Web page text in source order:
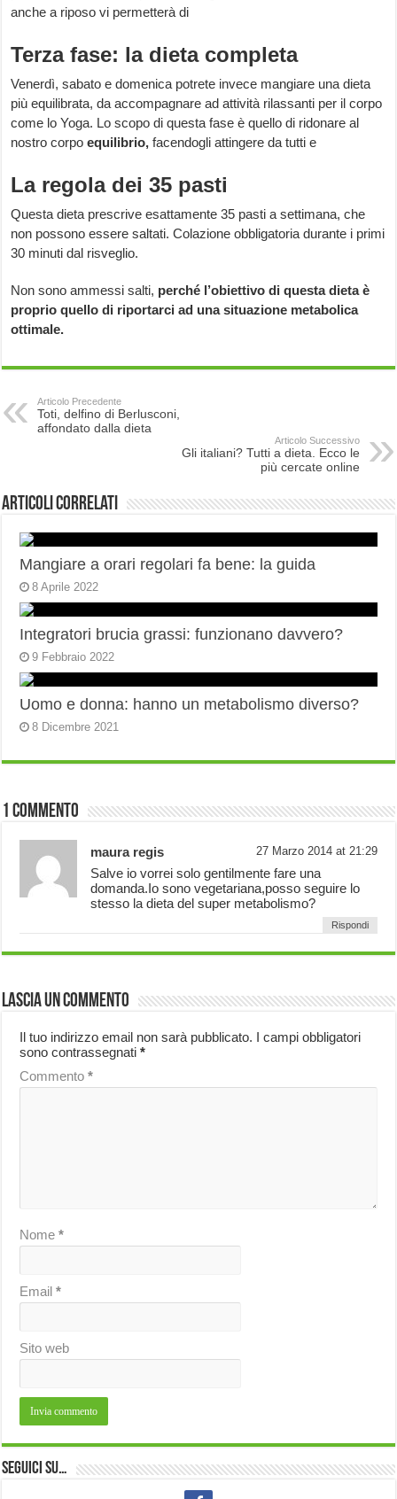
anche a riposo vi permetterà di
Terza fase: la dieta completa
Venerdì, sabato e domenica potrete invece mangiare una dieta
più equilibrata, da accompagnare ad attività rilassanti per il corpo
come lo Yoga. Lo scopo di questa fase è quello di ridonare al
nostro corpoequilibrio,facendogli attingere da tutti e
La regola dei 35 pasti
Questa dieta prescrive esattamente 35 pasti a settimana, che
non possono essere saltati. Colazione obbligatoria durante i primi
30 minuti dal risveglio.
Non sono ammessi salti, perché l’obiettivo di questa dieta è
proprio quello di riportarci ad una situazione metabolica
ottimale.
Articolo Precedente
Toti, delfino di Berlusconi,
affondato dalla dieta
Articolo Successivo
Gli italiani? Tutti a dieta. Ecco le
più cercate online
Articoli correlati
Mangiare a orari regolari fa bene: la guida
8 Aprile 2022
Integratori brucia grassi: funzionano davvero?
9 Febbraio 2022
Uomo e donna: hanno un metabolismo diverso?
8 Dicembre 2021
1 Commento
maura regis 27 Marzo 2014 at 21:29
Salve io vorrei solo gentilmente fare una
domanda.Io sono vegetariana,posso seguire lo
stesso la dieta del super metabolismo?
Rispondi
Lascia un commento
Il tuo indirizzo email non sarà pubblicato. I campi obbligatori
sono contrassegnati*
Commento*
Nome*
Email*
Sito web
Seguici su…